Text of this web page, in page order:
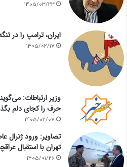
1405/03/23
ایران، ترامپ را در
1405/02/17
وزیر ارتباطات:
حرف را کجای دلم
1405/02/07
تصاویر: ورود ژنرال
تهران با استقبال
1405/01/26